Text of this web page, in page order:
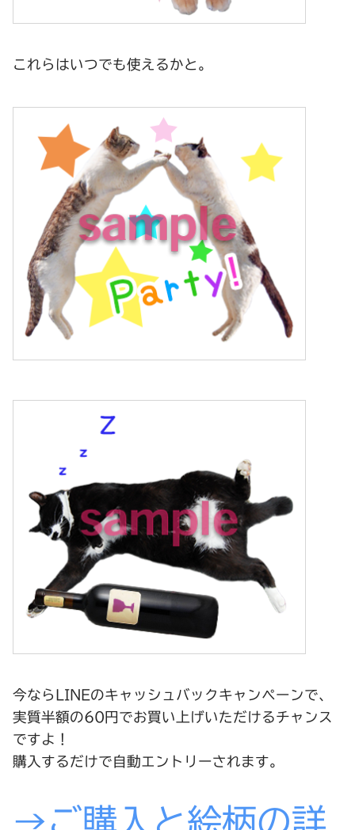
これらはいつでも使えるかと。
今ならLINEのキャッシュバックキャンペーンで、
実質半額の60円でお買い上げいただけるチャンス
ですよ！
購入するだけで自動エントリーされます。
→ご購入と絵柄の詳